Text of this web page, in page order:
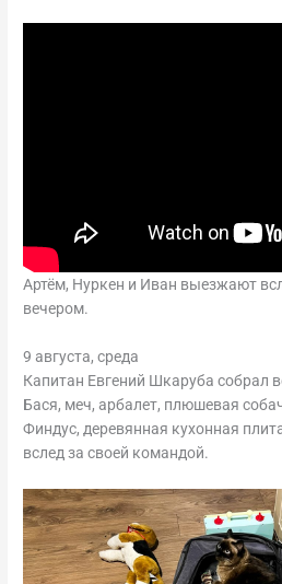
Артём, Нуркен и Иван выезжают
вечером.
9 августа, среда
Капитан Евгений Шкаруба собрал
Бася, меч, арбалет, плюшевая
Финдус, деревянная кухонная
вслед за своей командой.